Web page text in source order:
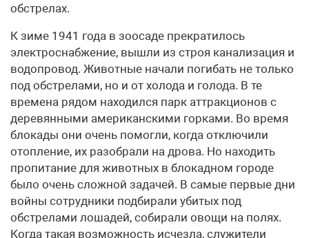
обстрелах.
К зиме 1941 года в зоосаде прекратилось
электроснабжение, вы­шли из строя канализация и
водопровод. Животные начали погибать не только
под обстрелами, но и от холода и голода. В те
времена рядом находился парк аттракционов с
деревянными американскими горками. Во время
блокады они очень помогли, когда отключили
отопление, их разобрали на дрова. Но находить
пропитание для животных в блокадном городе
было очень сложной задачей. В самые первые дни
войны сотрудники подбирали убитых под
обстрелами лошадей, собирали овощи на полях.
Когда такая возможность исчезла, служители